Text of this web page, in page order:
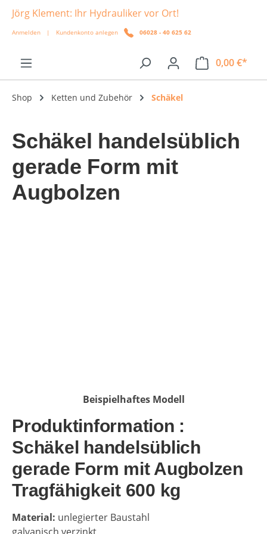
springen
Jörg Klement: Ihr Hydrauliker vor Ort!
Anmelden | Kundenkonto anlegen 06028 - 40 625 62
0,00 €*
Shop Ketten und Zubehör Schäkel
Schäkel handelsüblich
gerade Form mit
Augbolzen
Beispielhaftes Modell
Produktinformation :
Schäkel handelsüblich
gerade Form mit Augbolzen
Tragfähigkeit 600 kg
Material: unlegierter Baustahl